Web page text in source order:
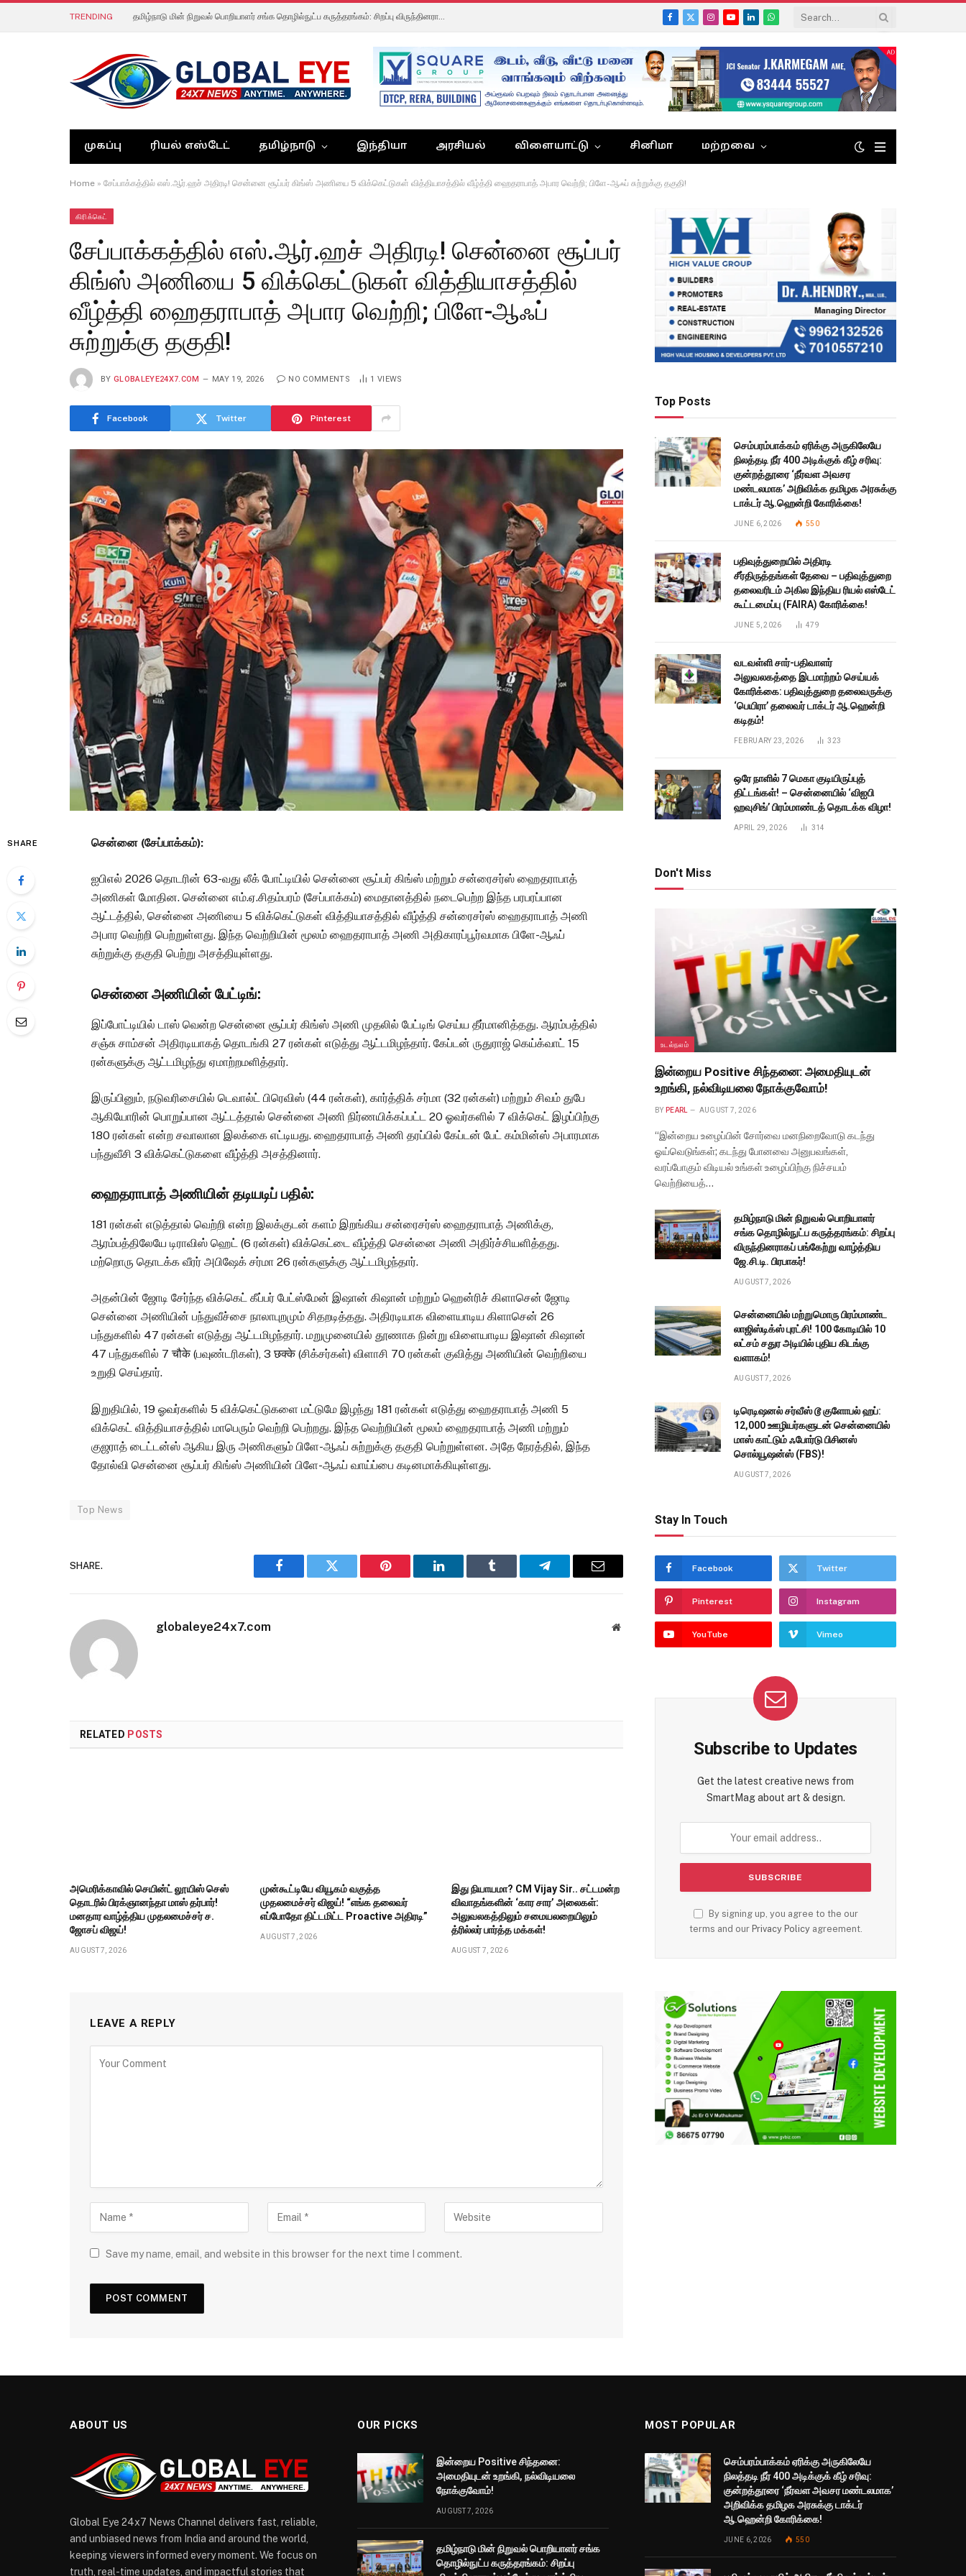
TRENDING தமிழ்நாடு மின் நிறுவல் பொறியாளர் சங்க தொழில்நுட்ப கருத்தரங்கம்: சிறப்பு விருந்தினராகப் பங்கேற்று வாழ்த்திய ஜே.சி.டி. பிரபாகர்!
Facebook
X
Instagram
YouTube
LinkedInWhatsApp
முகப்பு ரியல் எஸ்டேட் தமிழ்நாடு இந்தியா அரசியல் விளையாட்டு சினிமா மற்றவை
Home » சேப்பாக்கத்தில் எஸ்.ஆர்.ஹச் அதிரடி! சென்னை சூப்பர் கிங்ஸ் அணியை 5 விக்கெட்டுகள் வித்தியாசத்தில் வீழ்த்தி ஹைதராபாத் அபார வெற்றி; பிளே-ஆஃப் சுற்றுக்கு தகுதி!
கிரிக்கெட்
சேப்பாக்கத்தில் எஸ்.ஆர்.ஹச் அதிரடி! சென்னை சூப்பர்
கிங்ஸ் அணியை 5 விக்கெட்டுகள் வித்தியாசத்தில்
வீழ்த்தி ஹைதராபாத் அபார வெற்றி; பிளே-ஆஃப்
சுற்றுக்கு தகுதி!
BY GLOBALEYE24X7.COM MAY 19, 2026 NO COMMENTS 1 VIEWS
Facebook Twitter Pinterest
SHARE சென்னை (சேப்பாக்கம்):
ஐபிஎல் 2026 தொடரின் 63-வது லீக் போட்டியில் சென்னை சூப்பர் கிங்ஸ் மற்றும் சன்ரைசர்ஸ் ஹைதராபாத்
அணிகள் மோதின. சென்னை எம்.ஏ.சிதம்பரம் (சேப்பாக்கம்) மைதானத்தில் நடைபெற்ற இந்த பரபரப்பான
ஆட்டத்தில், சென்னை அணியை 5 விக்கெட்டுகள் வித்தியாசத்தில் வீழ்த்தி சன்ரைசர்ஸ் ஹைதராபாத் அணி
அபார வெற்றி பெற்றுள்ளது. இந்த வெற்றியின் மூலம் ஹைதராபாத் அணி அதிகாரப்பூர்வமாக பிளே-ஆஃப்
சுற்றுக்கு தகுதி பெற்று அசத்தியுள்ளது.
சென்னை அணியின் பேட்டிங்:
இப்போட்டியில் டாஸ் வென்ற சென்னை சூப்பர் கிங்ஸ் அணி முதலில் பேட்டிங் செய்ய தீர்மானித்தது. ஆரம்பத்தில்
சஞ்சு சாம்சன் அதிரடியாகத் தொடங்கி 27 ரன்கள் எடுத்து ஆட்டமிழந்தார். கேப்டன் ருதுராஜ் கெய்க்வாட் 15
ரன்களுக்கு ஆட்டமிழந்து ஏமாற்றமளித்தார்.
இருப்பினும், நடுவரிசையில் டெவால்ட் பிரெவிஸ் (44 ரன்கள்), கார்த்திக் சர்மா (32 ரன்கள்) மற்றும் சிவம் துபே
ஆகியோரின் பொறுப்பான ஆட்டத்தால் சென்னை அணி நிர்ணயிக்கப்பட்ட 20 ஓவர்களில் 7 விக்கெட் இழப்பிற்கு
180 ரன்கள் என்ற சவாலான இலக்கை எட்டியது. ஹைதராபாத் அணி தரப்பில் கேப்டன் பேட் கம்மின்ஸ் அபாரமாக
பந்துவீசி 3 விக்கெட்டுகளை வீழ்த்தி அசத்தினார்.
ஹைதராபாத் அணியின் தடியடிப் பதில்:
181 ரன்கள் எடுத்தால் வெற்றி என்ற இலக்குடன் களம் இறங்கிய சன்ரைசர்ஸ் ஹைதராபாத் அணிக்கு,
ஆரம்பத்திலேயே டிராவிஸ் ஹெட் (6 ரன்கள்) விக்கெட்டை வீழ்த்தி சென்னை அணி அதிர்ச்சியளித்தது.
மற்றொரு தொடக்க வீரர் அபிஷேக் சர்மா 26 ரன்களுக்கு ஆட்டமிழந்தார்.
அதன்பின் ஜோடி சேர்ந்த விக்கெட் கீப்பர் பேட்ஸ்மேன் இஷான் கிஷான் மற்றும் ஹென்ரிச் கிளாசென் ஜோடி
சென்னை அணியின் பந்துவீச்சை நாலாபுறமும் சிதறடித்தது. அதிரடியாக விளையாடிய கிளாசென் 26
பந்துகளில் 47 ரன்கள் எடுத்து ஆட்டமிழந்தார். மறுமுனையில் தூணாக நின்று விளையாடிய இஷான் கிஷான்
47 பந்துகளில் 7 चौके (பவுண்டரிகள்), 3 छक्के (சிக்சர்கள்) விளாசி 70 ரன்கள் குவித்து அணியின் வெற்றியை
உறுதி செய்தார்.
இறுதியில், 19 ஓவர்களில் 5 விக்கெட்டுகளை மட்டுமே இழந்து 181 ரன்கள் எடுத்து ஹைதராபாத் அணி 5
விக்கெட் வித்தியாசத்தில் மாபெரும் வெற்றி பெற்றது. இந்த வெற்றியின் மூலம் ஹைதராபாத் அணி மற்றும்
குஜராத் டைட்டன்ஸ் ஆகிய இரு அணிகளும் பிளே-ஆஃப் சுற்றுக்கு தகுதி பெற்றுள்ளன. அதே நேரத்தில், இந்த
தோல்வி சென்னை சூப்பர் கிங்ஸ் அணியின் பிளே-ஆஃப் வாய்ப்பை கடினமாக்கியுள்ளது.
Top News
SHARE.
Facebook Twitter Pinterest LinkedIn Tumblr Telegram Email
globaleye24x7.com Website
RELATED POSTS
அமெரிக்காவில் செயின்ட் லூயிஸ் செஸ்
தொடரில் பிரக்ஞானந்தா மாஸ் தர்பார்!
மனதார வாழ்த்திய முதலமைச்சர் ச.
ஜோசப் விஜய்!
AUGUST 7, 2026
முன்கூட்டியே வியூகம் வகுத்த
முதலமைச்சர் விஜய்! “எங்க தலைவர்
எப்போதோ திட்டமிட்ட Proactive அதிரடி”
AUGUST 7, 2026
இது நியாயமா? CM Vijay Sir.. சட்டமன்ற
விவாதங்களின் ‘கார சார’ அலைகள்:
அலுவலகத்திலும் சமையலறையிலும்
த்ரில்லர் பார்த்த மக்கள்!
AUGUST 7, 2026
LEAVE A REPLY
Save my name, email, and website in this browser for the next time I comment.
Top Posts
செம்பரம்பாக்கம் ஏரிக்கு அருகிலேயே
நிலத்தடி நீர் 400 அடிக்குக் கீழ் சரிவு:
குன்றத்தூரை ‘நீர்வள அவசர
மண்டலமாக’ அறிவிக்க தமிழக அரசுக்கு
டாக்டர் ஆ.ஹென்றி கோரிக்கை!
JUNE 6, 2026 550
பதிவுத்துறையில் அதிரடி
சீர்திருத்தங்கள் தேவை – பதிவுத்துறை
தலைவரிடம் அகில இந்திய ரியல் எஸ்டேட்
கூட்டமைப்பு (FAIRA) கோரிக்கை!
JUNE 5, 2026 479
வடவள்ளி சார்-பதிவாளர்
அலுவலகத்தை இடமாற்றம் செய்யக்
கோரிக்கை: பதிவுத்துறை தலைவருக்கு
‘பெயிரா’ தலைவர் டாக்டர் ஆ.ஹென்றி
கடிதம்!
FEBRUARY 23, 2026 323
ஒரே நாளில் 7 மெகா குடியிருப்புத்
திட்டங்கள்! – சென்னையில் ‘விஐபி
ஹவுசிங்’ பிரம்மாண்டத் தொடக்க விழா!
APRIL 29, 2026 314
Don't Miss
உடல்நலம்
இன்றைய Positive சிந்தனை: அமைதியுடன்
உறங்கி, நல்விடியலை நோக்குவோம்!
BY PEARL AUGUST 7, 2026
“இன்றைய உழைப்பின் சோர்வை மனநிறைவோடு கடந்து
ஓய்வெடுங்கள்; கடந்து போனவை அனுபவங்கள்,
வரப்போகும் விடியல் உங்கள் உழைப்பிற்கு நிச்சயம்
வெற்றியைத்…
தமிழ்நாடு மின் நிறுவல் பொறியாளர்
சங்க தொழில்நுட்ப கருத்தரங்கம்: சிறப்பு
விருந்தினராகப் பங்கேற்று வாழ்த்திய
ஜே.சி.டி. பிரபாகர்!
AUGUST 7, 2026
சென்னையில் மற்றுமொரு பிரம்மாண்ட
லாஜிஸ்டிக்ஸ் புரட்சி! ₹100 கோடியில் 10
லட்சம் சதுர அடியில் புதிய கிடங்கு
வளாகம்!
AUGUST 7, 2026
டிரெடிஷனல் சர்வீஸ் டூ குளோபல் ஹப்:
12,000 ஊழியர்களுடன் சென்னையில்
மாஸ் காட்டும் ஃபோர்டு பிசினஸ்
சொல்யூஷன்ஸ் (FBS)!
AUGUST 7, 2026
Stay In Touch
Facebook Twitter
Pinterest Instagram
YouTube Vimeo
Subscribe to Updates
Get the latest creative news from
SmartMag about art & design.
By signing up, you agree to the our
terms and our Privacy Policyagreement.
ABOUT US
Global Eye 24x7 News Channel delivers fast, reliable,
and unbiased news from India and around the world,
keeping viewers informed every moment. We focus on
truth, real-time updates, and impactful stories that
OUR PICKS
இன்றைய Positive சிந்தனை:
அமைதியுடன் உறங்கி, நல்விடியலை
நோக்குவோம்!
AUGUST 7, 2026
தமிழ்நாடு மின் நிறுவல் பொறியாளர் சங்க
தொழில்நுட்ப கருத்தரங்கம்: சிறப்பு
MOST POPULAR
செம்பரம்பாக்கம் ஏரிக்கு அருகிலேயே
நிலத்தடி நீர் 400 அடிக்குக் கீழ் சரிவு:
குன்றத்தூரை ‘நீர்வள அவசர மண்டலமாக’
அறிவிக்க தமிழக அரசுக்கு டாக்டர்
ஆ.ஹென்றி கோரிக்கை!
JUNE 6, 2026 550